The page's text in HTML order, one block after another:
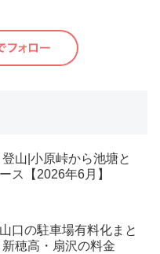
山|小原峠から池塘と
ス【2026年6月】
口の駐車場有料化まと
穂高・扇沢の料金